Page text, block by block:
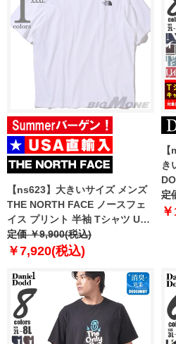
【ns623】大きいサイズ メンズ
THE NORTH FACE ノースフェ
イス プリント 半袖 Tシャツ USA
直輸入 ni7uq37a
定価 ￥9,900(税込)
￥7,920(税込)
き
8
定